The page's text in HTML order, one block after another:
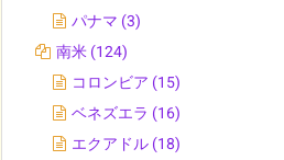
パナマ (3)
南米 (124)
コロンビア (15)
ベネズエラ (16)
エクアドル (18)